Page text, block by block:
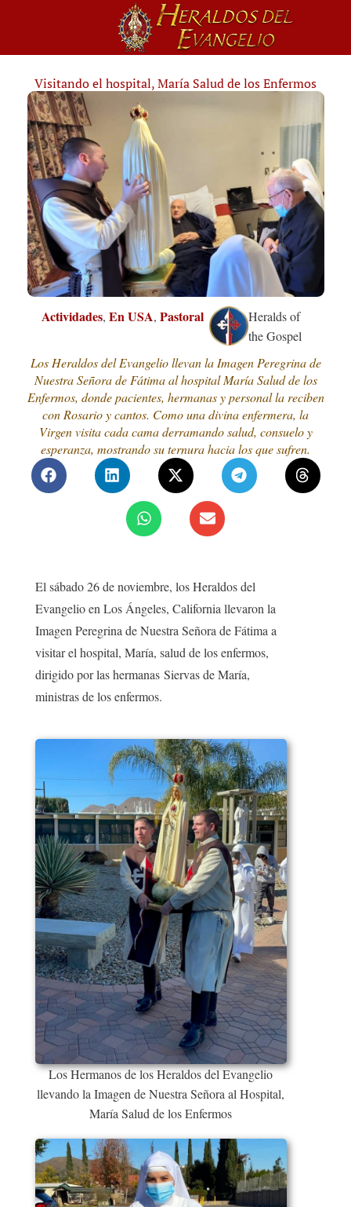
Visitando el hospital, María Salud de los Enfermos
Actividades, En USA, Pastoral
Heralds of
the Gospel
Los Heraldos del Evangelio llevan la Imagen Peregrina de
Nuestra Señora de Fátima al hospital María Salud de los
Enfermos, donde pacientes, hermanas y personal la reciben
con Rosario y cantos. Como una divina enfermera, la
Virgen visita cada cama derramando salud, consuelo y
esperanza, mostrando su ternura hacia los que sufren.
El sábado 26 de noviembre, los Heraldos del
Evangelio en Los Ángeles, California llevaron la
Imagen Peregrina de Nuestra Señora de Fátima a
visitar el hospital, María, salud de los enfermos,
dirigido por las hermanas Siervas de María,
ministras de los enfermos.
Los Hermanos de los Heraldos del Evangelio
llevando la Imagen de Nuestra Señora al Hospital,
María Salud de los Enfermos